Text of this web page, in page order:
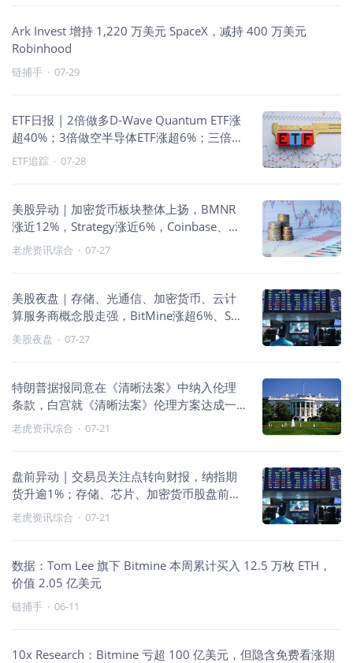
Ark Invest 增持 1,220 万美元 SpaceX，减持 400 万美元
Robinhood
链捕手 · 07-29
ETF日报 | 2倍做多D-Wave Quantum ETF涨
超40%；3倍做空半导体ETF涨超6%；三倍做
多富时中国ETF涨近6%
ETF追踪 · 07-28
美股异动｜加密货币板块整体上扬，BMNR
涨近12%，Strategy涨近6%，Coinbase、
Circle涨近5%
老虎资讯综合 · 07-27
美股夜盘｜存储、光通信、加密货币、云计
算服务商概念股走强，BitMine涨超6%、SK
海力士、NEBIUS涨超5%、Credo涨超4%
美股夜盘 · 07-27
特朗普据报同意在《清晰法案》中纳入伦理
条款，白宫就《清晰法案》伦理方案达成一
致
老虎资讯综合 · 07-21
盘前异动 | 交易员关注点转向财报，纳指期
货升逾1%；存储、芯片、加密货币股盘前普
遍上扬，闪迪升逾7%、SK海力士升逾6%、
老虎资讯综合 · 07-21
数据：Tom Lee 旗下 Bitmine 本周累计买入 12.5 万枚 ETH，
价值 2.05 亿美元
链捕手 · 06-11
10x Research：Bitmine 亏超 100 亿美元，但隐含免费看涨期